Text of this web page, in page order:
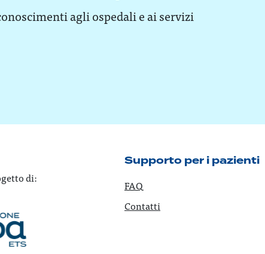
agli ospedali e ai servizi
di:
Supporto per i pazienti
FAQ
Contatti